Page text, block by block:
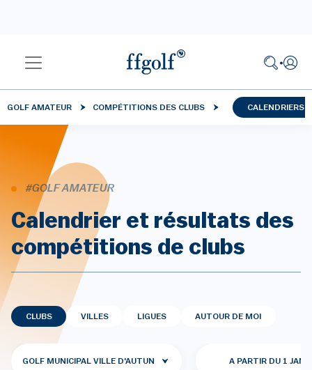
GOLF AMATEUR COMPÉTITIONS DES CLUBS CALENDRIERS
#GOLF AMATEUR
Calendrier et résultats des
compétitions de clubs
CLUBS VILLES LIGUES AUTOUR DE MOI
GOLF MUNICIPAL VILLE D'AUTUN A PARTIR DU 1